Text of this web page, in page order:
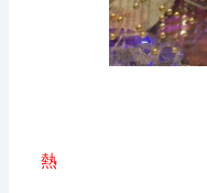
熱